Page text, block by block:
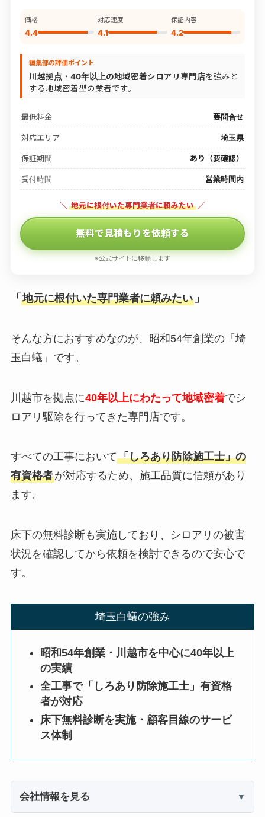
価格
4.4
対応速度
4.1
保証内容
4.2
編集部の評価ポイント
川越拠点・40年以上の地域密着シロアリ専門店を強みと
する地域密着型の業者です。
最低料金 要問合せ
対応エリア 埼玉県
保証期間 あり（要確認）
受付時間 営業時間内
＼ 地元に根付いた専門業者に頼みたい ／
無料で見積もりを依頼する
※公式サイトに移動します
「 地元に根付いた専門業者に頼みたい」
そんな方におすすめなのが、昭和54年創業の「埼
玉白蟻」です。
川越市を拠点に40年以上にわたって地域密着でシ
ロアリ駆除を行ってきた専門店です。
すべての工事において「しろあり防除施工士」の
有資格者が対応するため、施工品質に信頼があり
ます。
床下の無料診断も実施しており、シロアリの被害
状況を確認してから依頼を検討できるので安心で
す。
埼玉白蟻の強み
昭和54年創業・川越市を中心に40年以上
の実績
全工事で「しろあり防除施工士」有資格
者が対応
床下無料診断を実施・顧客目線のサービ
ス体制
会社情報を見る